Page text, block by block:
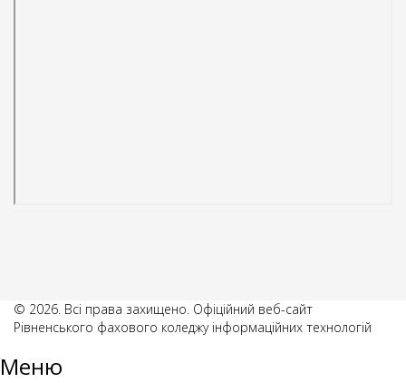
© 2026. Всі права захищено. Офіційний веб-сайт
Рівненського фахового коледжу інформаційних технологій
Меню